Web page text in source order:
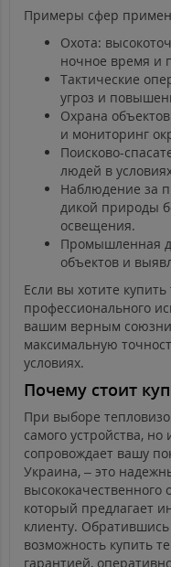
Примеры сфер
Охота:
ночное время и
Тактические
угроз и
Охрана
и мониторинг
Поисково-
людей в
Наблюдение за
дикой природы
освещения.
Промышленная
объектов и
Если вы хотите
профессионального
вашим верным
максимальную
условиях.
Почему стоит
При выборе
самого устройства,
сопровождает вашу
Украина, – это
высококачественного
который предлагает
клиенту.
возможность купить
гарантией,